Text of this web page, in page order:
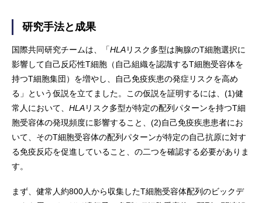
研究手法と成果
国際共同研究チームは、「HLAリスク多型は胸腺のT細胞選択に
影響して自己反応性T細胞（自己組織を認識するT細胞受容体を
持つT細胞集団）を増やし、自己免疫疾患の発症リスクを高め
る」という仮説を立てました。この仮説を証明するには、(1)健
常人において、 HLAリスク多型が特定の配列パターンを持つT細
胞受容体の発現頻度に影響すること、(2)自己免疫疾患患者にお
いて、そのT細胞受容体の配列パターンが特定の自己抗原に対す
る免疫反応を促進していること、の二つを確認する必要がありま
す。
まず、健常人約800人から収集したT細胞受容体配列のビックデ